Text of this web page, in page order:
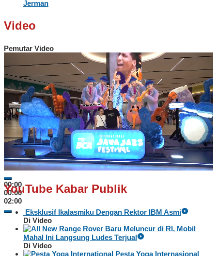
Jerman
Video
Pemutar Video
00:00
00:00
02:00
YouTube Kabar Publik
Eksklusif Ikalasmiku Dengan Rektor IBM Asmi
Di Video
Baru Meluncur di RI, Mobil
Mahal Ini Langsung Ludes Terjual
Di Video
Pesta Yoga Internasional